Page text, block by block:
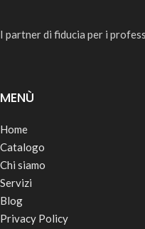
I partner di fiducia per i
MENÙ
Home
Catalogo
Chi siamo
Servizi
Blog
Privacy Policy